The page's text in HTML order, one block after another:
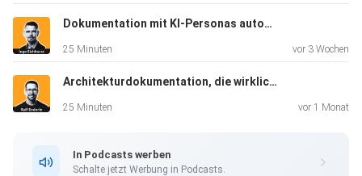
Dokumentation mit KI-Personas automatisch prüfen - Ingo Eichhorst
25 Minuten vor 3 Wochen
Architekturdokumentation, die wirklich Wirkung entfaltet - Ralf Enderle
25 Minuten vor 1 Monat
In Podcasts werben
Schalte jetzt Werbung in Podcasts.